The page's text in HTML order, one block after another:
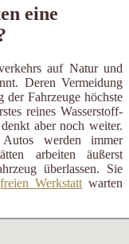
eine
auf Natur und
Deren Vermeidung
der Fahrzeuge höchste
reines Wasserstoff-
aber noch weiter.
werden immer
arbeiten äußerst
überlassen. Sie
freien Werkstattwarten